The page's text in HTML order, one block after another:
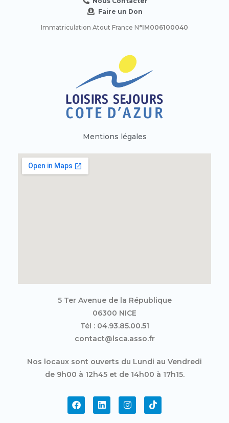
Faire un Don
Immatriculation Atout France N°IM006100040
Mentions légales
5 Ter Avenue de la République
06300 NICE
Tél : 04.93.85.00.51
contact@lsca.asso.fr
Nos locaux sont ouverts du Lundi au Vendredi
de 9h00 à 12h45 et de 14h00 à 17h15.